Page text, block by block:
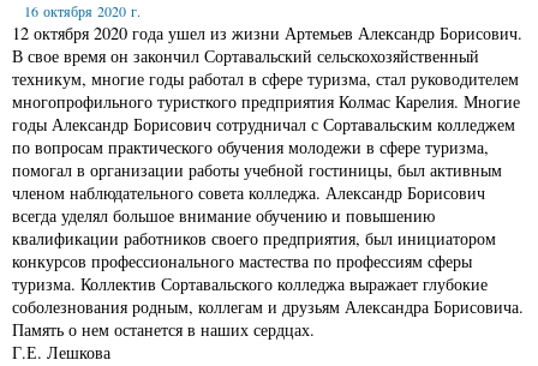
16 октября 2020 г.
12 октября 2020 года ушел из жизни Артемьев Александр Борисович.
В свое время он закончил Сортавальский сельскохозяйственный
техникум, многие годы работал в сфере туризма, стал руководителем
многопрофильного туристкого предприятия Колмас Карелия. Многие
годы Александр Борисович сотрудничал с Сортавальским колледжем
по вопросам практического обучения молодежи в сфере туризма,
помогал в организации работы учебной гостиницы, был активным
членом наблюдательного совета колледжа. Александр Борисович
всегда уделял большое внимание обучению и повышению
квалификации работников своего предприятия, был инициатором
конкурсов профессионального мастества по профессиям сферы
туризма. Коллектив Сортавальского колледжа выражает глубокие
соболезнования родным, коллегам и друзьям Александра Борисовича.
Память о нем останется в наших сердцах.
Г.Е. Лешкова